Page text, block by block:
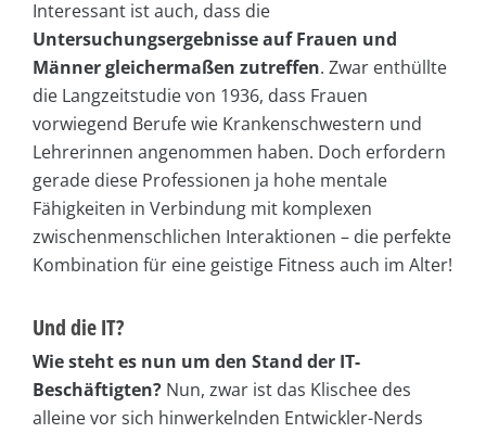
Interessant ist auch, dass die
Untersuchungsergebnisse auf Frauen und
Männer gleichermaßen zutreffen. Zwar enthüllte
die Langzeitstudie von 1936, dass Frauen
vorwiegend Berufe wie Krankenschwestern und
Lehrerinnen angenommen haben. Doch erfordern
gerade diese Professionen ja hohe mentale
Fähigkeiten in Verbindung mit komplexen
zwischenmenschlichen Interaktionen – die perfekte
Kombination für eine geistige Fitness auch im Alter!
Und die IT?
Wie steht es nun um den Stand der IT-
Beschäftigten? Nun, zwar ist das Klischee des
alleine vor sich hinwerkelnden Entwickler-Nerds